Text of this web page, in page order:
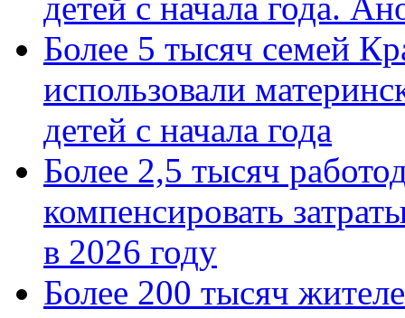
Более 5 тысяч семей
использовали
детей с начала года
Более 2,5 тысяч
компенсировать
в 2026 году
Более 200 тысяч